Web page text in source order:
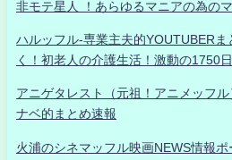
非モテ星人 ！あらゆるマニアの為の
ハルッフル-専業主夫的YOUTUBERま
く！初老人の介護生活！激動の1750日
アニゲタレスト（元祖！アニメッフ
ナベ的まとめ速報
火浦のシネマッフル映画NEWS情報